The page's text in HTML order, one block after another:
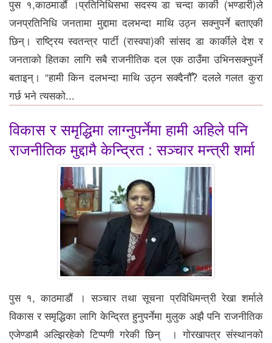
पुस १,काठमाडौं ।प्रतिनिधिसभा सदस्य डा चन्दा कार्की (भण्डारी)ले
जनप्रतिनिधि जनतामा मुद्दामा दलभन्दा माथि उठ्न सक्नुपर्ने बताएकी
छिन्। राष्ट्रिय स्वतन्त्र पार्टी (रास्वपा)की सांसद डा कार्कीले देश र
जनताको हितका लागि सबै राजनीतिक दल एक ठाउँमा उभिनसक्नुपर्ने
बताइन्। “हामी किन दलभन्दा माथि उठ्न सक्दैनौँ? दलले गलत कुरा
गर्छ भने त्यसको...
विकास र समृद्धिमा लाग्नुपर्नेमा हामी अहिले पनि
राजनीतिक मुद्दामै केन्द्रित : सञ्चार मन्त्री शर्मा
पुस १, काठमाडौं । सञ्चार तथा सूचना प्रविधिमन्त्री रेखा शर्माले
विकास र समृद्धिका लागि केन्द्रित हुनुपर्नेमा मुलुक अझै पनि राजनीतिक
एजेण्डामै अल्झिरहेको टिप्पणी गरेकी छिन् । गोरखापत्र संस्थानको